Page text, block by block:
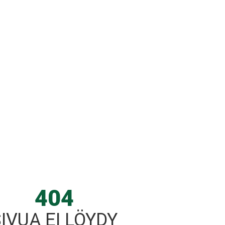
404
EI LÖYDY